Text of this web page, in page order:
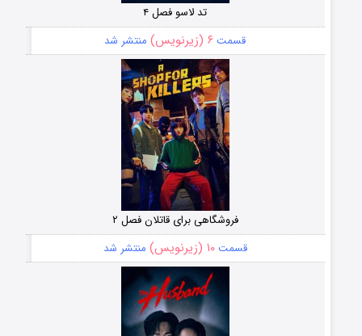
تد لاسو فصل ۴
قسمت ۶ (زیرنویس) منتشر شد
فروشگاهی برای قاتلان فصل ۲
قسمت۱۰ (زیرنویس) منتشر شد